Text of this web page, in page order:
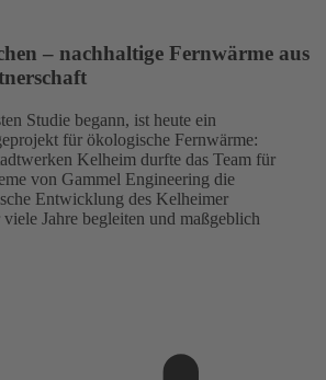
– nachhaltige Fernwärme aus
Studie begann, ist heute ein
für ökologische Fernwärme:
Kelheim durfte das Team für
von Gammel Engineering die
Entwicklung des Kelheimer
Jahre begleiten und maßgeblich